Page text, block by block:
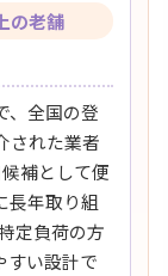
の老舗
、全国の登
された業者
補として便
長年取り組
定負荷の方
すい設計で